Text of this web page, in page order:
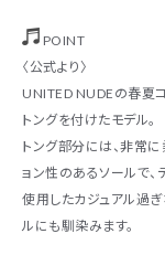
POINT
〈公式より〉
UNITED NUDEの春夏
トングを付けたモデル。
トング部分には、非常
ョン性のあるソールで
使用したカジュアル過
ルにも馴染みます。